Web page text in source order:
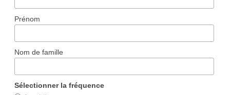
Prénom
Nom de famille
Sélectionner la fréquence